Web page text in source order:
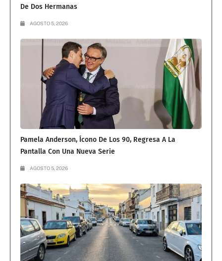
De Dos Hermanas
AGOSTO 5, 2026
Pamela Anderson, Ícono De Los 90, Regresa A La
Pantalla Con Una Nueva Serie
AGOSTO 5, 2026